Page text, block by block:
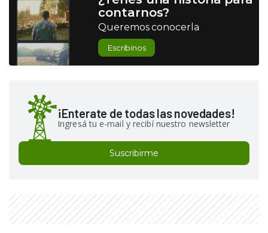
contarnos?
Queremos conocerla
Escribinos
¡Enterate de todas las novedades!
Ingresá tu e-mail y recibí nuestro newsletter
Suscribirme